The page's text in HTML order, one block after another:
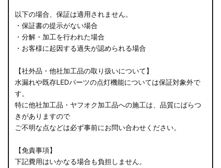
以下の場合、保証は適用されません。
・保証書の提示がない場合
・分解・加工を行われた場合
・お客様に起因する過失が認められる場合
【社外品・他社加工品の取り扱いについて】
水漏れや既存LEDパーツの点灯機能については保証対象外で
す。
特に他社加工品・ヤフオク加工品への施工は、品質にばらつ
きがありますので
ご不明な点などは必ず事前にお問い合わせください。
【免責事項】
下記費用はいかなる場合も負担しません。